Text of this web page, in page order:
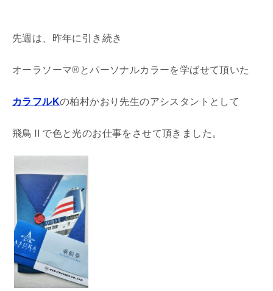
先週は、昨年に引き続き
オーラソーマ®とパーソナルカラーを学ばせて頂いた
カラフルKの柏村かおり先生のアシスタントとして
飛鳥Ⅱで色と光のお仕事をさせて頂きました。